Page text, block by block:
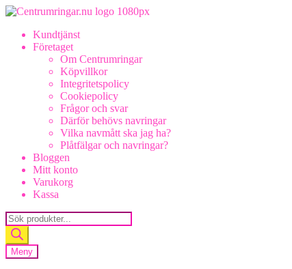
Hoppa
navigering
Hoppa
innehållKundtjänst
Företaget
Om Centrumringar
Köpvillkor
Integritetspolicy
Cookiepolicy
Frågor och svar
Därför behövs navringar
Vilka navmått ska jag ha?
Plåtfälgar och navringar?
Bloggen
Mitt konto
Varukorg
Kassa
Products
search
Meny